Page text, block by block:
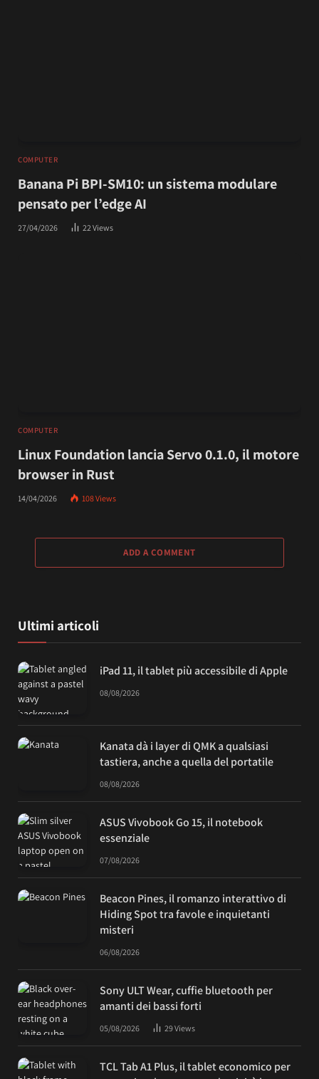
COMPUTER
Banana Pi BPI-SM10: un sistema modulare
pensato per l’edge AI
27/04/2026 22 Views
COMPUTER
Linux Foundation lancia Servo 0.1.0, il motore
browser in Rust
14/04/2026 108Views
ADD A COMMENT
Ultimi articoli
iPad 11, il tablet più accessibile di Apple
08/08/2026
Kanata dà i layer di QMK a qualsiasi
tastiera, anche a quella del portatile
08/08/2026
ASUS Vivobook Go 15, il notebook
essenziale
07/08/2026
Beacon Pines, il romanzo interattivo di
Hiding Spot tra favole e inquietanti
misteri
06/08/2026
Sony ULT Wear, cuffie bluetooth per
amanti dei bassi forti
05/08/2026 29Views
TCL Tab A1 Plus, il tablet economico per